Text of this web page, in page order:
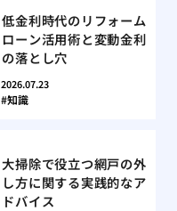
低金利時代のリフォーム
ローン活用術と変動金利
の落とし穴
2026.07.23
知識
大掃除で役立つ網戸の外
し方に関する実践的なア
ドバイス